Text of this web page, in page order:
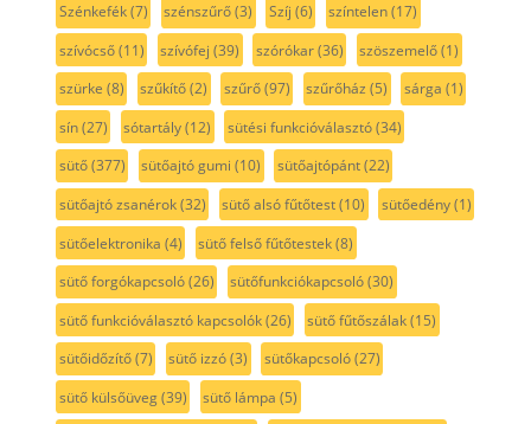
Szénkefék(7) szénszűrő(3) Szíj (6) színtelen(17)
szívócső(11) szívófej (39) szórókar(36) szöszemelő(1)
szürke (8) szűkítő(2) szűrő(97) szűrőház (5) sárga (1)
sín(27) sótartály(12) sütési funkcióválasztó(34)
sütő(377) sütőajtó gumi (10) sütőajtópánt(22)
sütőajtó zsanérok(32) sütő alsó fűtőtest(10) sütőedény(1)
sütőelektronika (4) sütő felső fűtőtestek(8)
sütő forgókapcsoló(26) sütőfunkciókapcsoló(30)
sütő funkcióválasztó kapcsolók(26) sütő fűtőszálak(15)
sütőidőzítő(7) sütő izzó(3) sütőkapcsoló(27)
sütő külsőüveg(39) sütő lámpa (5)